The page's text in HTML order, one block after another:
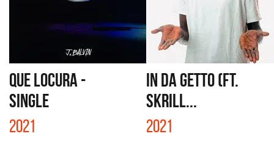
QUE LOCURA -
SINGLE
2021
IN DA GETTO (FT.
SKRILL...
2021